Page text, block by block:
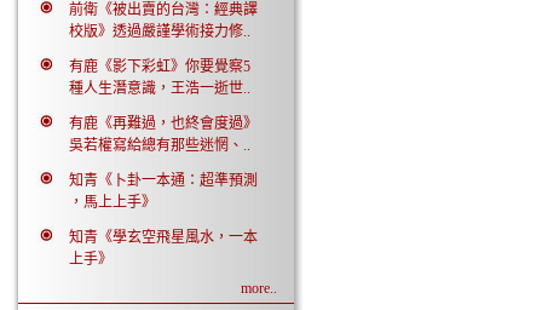
前衛《被出賣的台灣：經典譯
校版》透過嚴謹學術接力修..
有鹿《影下彩虹》你要覺察5
種人生潛意識，王浩一逝世..
有鹿《再難過，也終會度過》
吳若權寫給總有那些迷惘、..
知青《卜卦一本通：超準預測
，馬上上手》
知青《學玄空飛星風水，一本
上手》
more..